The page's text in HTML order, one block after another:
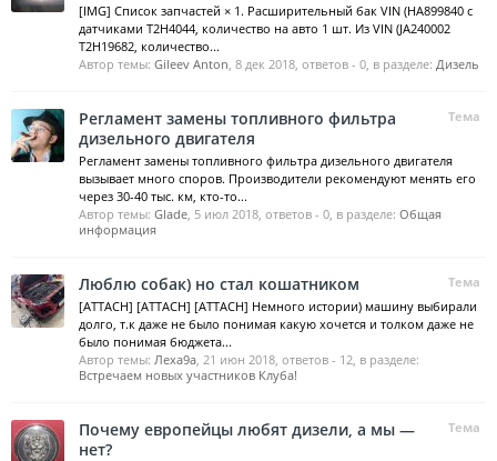
[IMG] Список запчастей × 1. Расширительный бак VIN (HA899840 с
датчиками T2H4044, количество на авто 1 шт. Из VIN (JA240002
T2H19682, количество...
Автор темы: Gileev Anton, 8 дек 2018, ответов - 0, в разделе: Дизель
Тема
Регламент замены топливного фильтра
дизельного двигателя
Регламент замены топливного фильтра дизельного двигателя
вызывает много споров. Производители рекомендуют менять его
через 30-40 тыс. км, кто-то...
Автор темы: Glade, 5 июл 2018, ответов - 0, в разделе: Общая
информация
Тема
Люблю собак) но стал кошатником
[ATTACH] [ATTACH] [ATTACH] Немного истории) машину выбирали
долго, т.к даже не было понимая какую хочется и толком даже не
было понимая бюджета...
Автор темы: Леха9а, 21 июн 2018, ответов - 12, в разделе:
Встречаем новых участников Клуба!
Тема
Почему европейцы любят дизели, а мы —
нет?